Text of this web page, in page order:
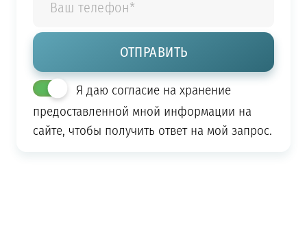
Я даю согласие на хранение
предоставленной мной информации на
сайте, чтобы получить ответ на мой запрос.